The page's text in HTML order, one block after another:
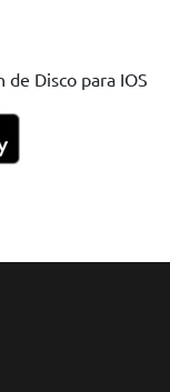
de Disco para IOS